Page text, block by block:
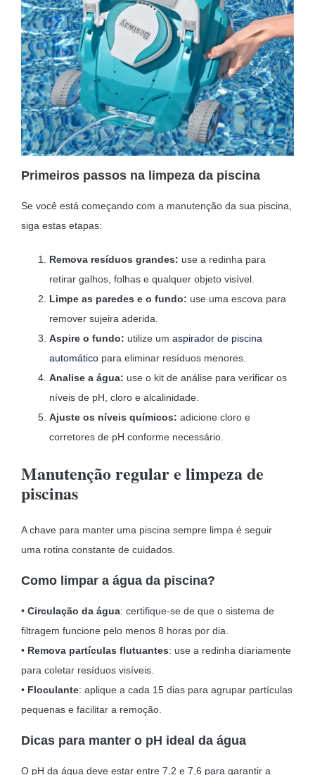
Primeiros passos na limpeza da piscina
Se você está começando com a manutenção da sua piscina,
siga estas etapas:
Remova resíduos grandes: use a redinha para
retirar galhos, folhas e qualquer objeto visível.
Limpe as paredes e o fundo: use uma escova para
remover sujeira aderida.
Aspire o fundo: utilize um aspirador de piscina
automáticopara eliminar resíduos menores.
Analise a água: use o kit de análise para verificar os
níveis de pH, cloro e alcalinidade.
Ajuste os níveis químicos: adicione cloro e
corretores de pH conforme necessário.
Manutenção regular e limpeza de
piscinas
A chave para manter uma piscina sempre limpa é seguir
uma rotina constante de cuidados.
Como limpar a água da piscina?
• Circulação da água: certifique-se de que o sistema de
filtragem funcione pelo menos 8 horas por dia.
• Remova partículas flutuantes: use a redinha diariamente
para coletar resíduos visíveis.
• Floculante: aplique a cada 15 dias para agrupar partículas
pequenas e facilitar a remoção.
Dicas para manter o pH ideal da água
O pH da água deve estar entre 7,2 e 7,6 para garantir a